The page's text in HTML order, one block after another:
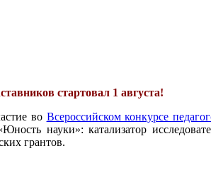
стартовал 1 августа!
во Всероссийском конкурсе
науки»: катализатор
грантов.